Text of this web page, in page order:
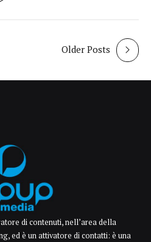
Older Posts
di contenuti, nell’area della
ed è un attivatore di contatti: è una